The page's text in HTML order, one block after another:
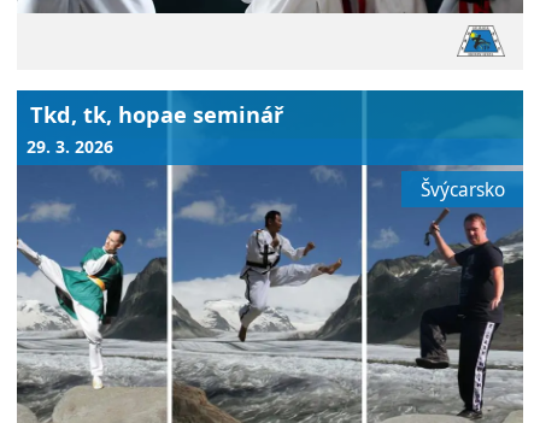
Tkd, tk, hopae seminář
29. 3. 2026
Švýcarsko